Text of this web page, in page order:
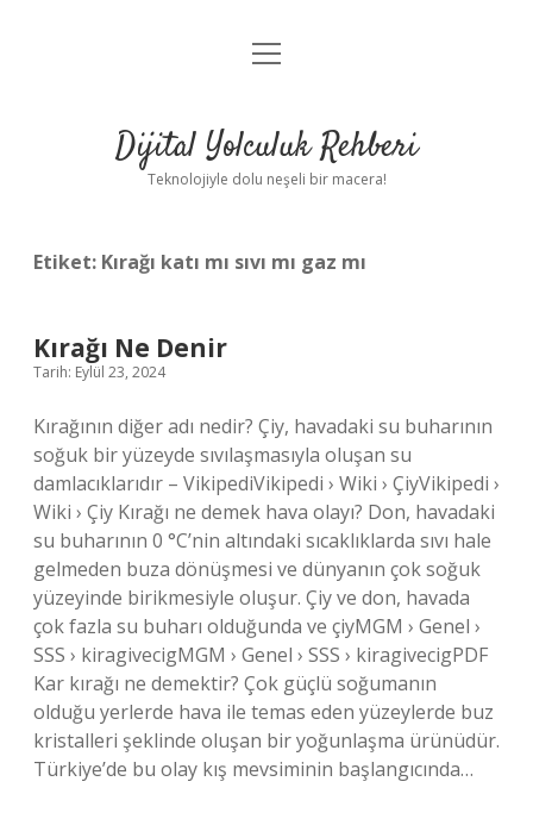
Anasayfa
Yasal Uyarı
menüyü
Dijital Yolculuk Rehberi
Teknolojiyle dolu neşeli bir macera!
Etiket: Kırağı katı mı sıvı mı gaz mı
Kırağı Ne Denir
Tarih: Eylül 23, 2024
Kırağının diğer adı nedir? Çiy, havadaki su buharının
soğuk bir yüzeyde sıvılaşmasıyla oluşan su
damlacıklarıdır – VikipediVikipedi › Wiki › ÇiyVikipedi ›
Wiki › Çiy Kırağı ne demek hava olayı? Don, havadaki
su buharının 0 °C’nin altındaki sıcaklıklarda sıvı hale
gelmeden buza dönüşmesi ve dünyanın çok soğuk
yüzeyinde birikmesiyle oluşur. Çiy ve don, havada
çok fazla su buharı olduğunda ve çiyMGM › Genel ›
SSS › kiragivecigMGM › Genel › SSS › kiragivecigPDF
Kar kırağı ne demektir? Çok güçlü soğumanın
olduğu yerlerde hava ile temas eden yüzeylerde buz
kristalleri şeklinde oluşan bir yoğunlaşma ürünüdür.
Türkiye’de bu olay kış mevsiminin başlangıcında…